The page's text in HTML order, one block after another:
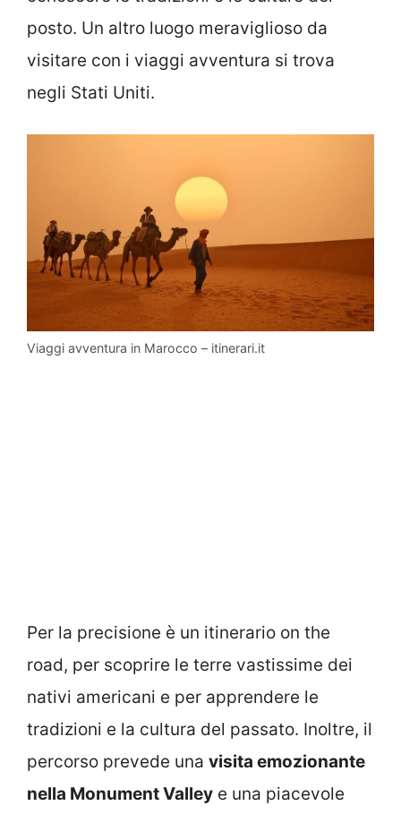
posto. Un altro luogo meraviglioso da
visitare con i viaggi avventura si trova
negli Stati Uniti.
Viaggi avventura in Marocco – itinerari.it
Per la precisione è un itinerario on the
road, per scoprire le terre vastissime dei
nativi americani e per apprendere le
tradizioni e la cultura del passato. Inoltre, il
percorso prevede una visita emozionante
nella Monument Valley e una piacevole